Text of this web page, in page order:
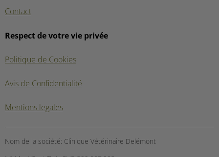
Contact
Respect de votre vie privée
Politique de Cookies
Avis de Confidentialité
Mentions legales
Nom de la société: Clinique Vétérinaire Delémont